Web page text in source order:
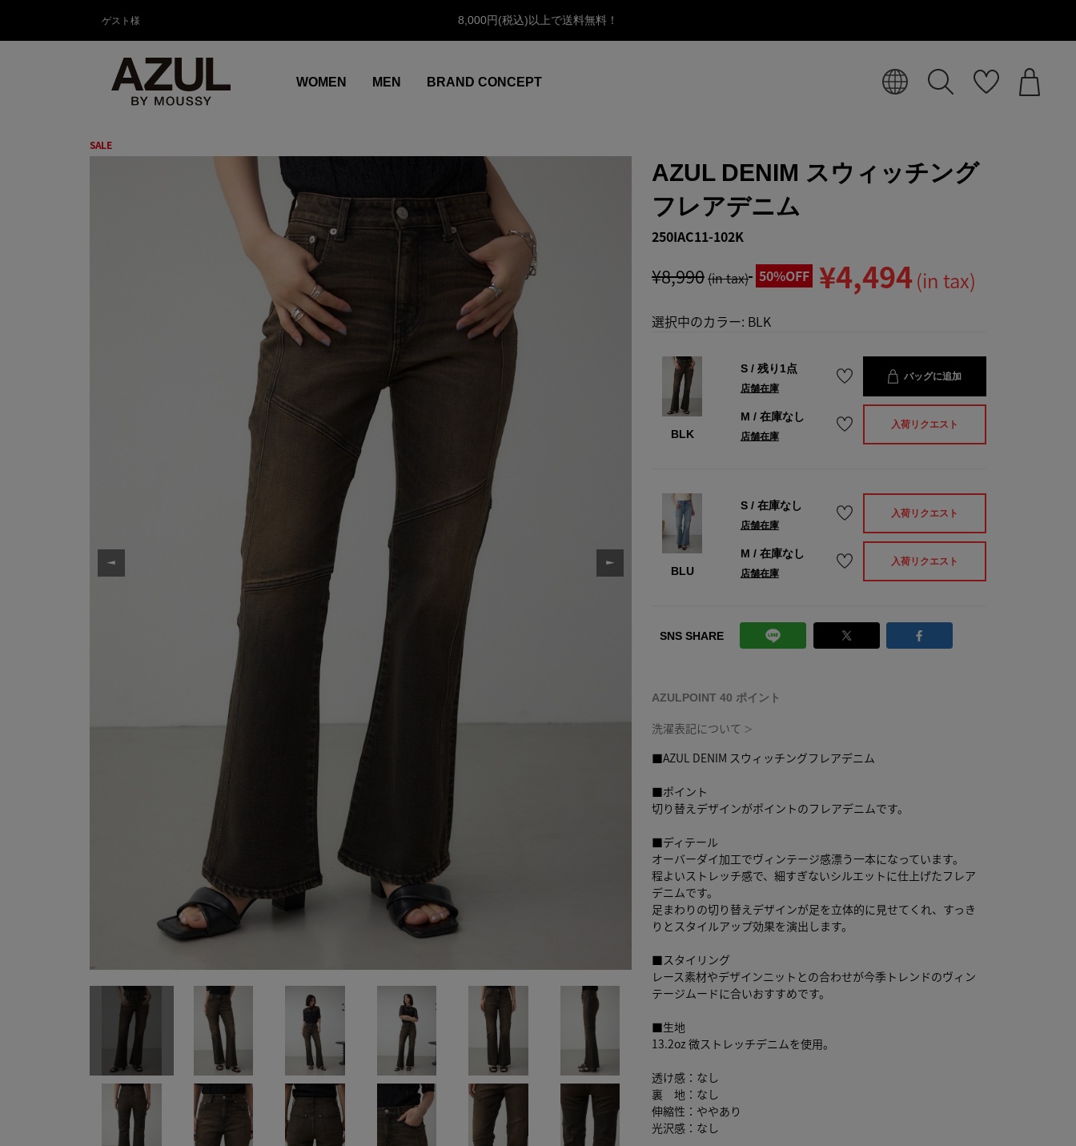
ゲスト様 8,000円(税込)以上で送料無料！
WOMEN MEN BRAND CONCEPT
SALE
AZUL DENIM スウィッチング
フレアデニム
250IAC11-102K
¥8,990(in tax) 50%OFF ¥4,494 (in tax)
選択中のカラー: BLK
BLK
S/ 残り1点
店舗在庫
バッグに追加
M / 在庫なし
店舗在庫
入荷リクエスト
BLU
S/ 在庫なし
店舗在庫
入荷リクエスト
M / 在庫なし
店舗在庫
入荷リクエスト
SNS SHARE
AZULPOINT 40 ポイント
洗濯表記について ＞
■AZUL DENIM スウィッチングフレアデニム
■ポイント
切り替えデザインがポイントのフレアデニムです。
■ディテール
オーバーダイ加工でヴィンテージ感漂う一本になっています。
程よいストレッチ感で、細すぎないシルエットに仕上げたフレア
デニムです。
足まわりの切り替えデザインが足を立体的に見せてくれ、すっき
りとスタイルアップ効果を演出します。
■スタイリング
レース素材やデザインニットとの合わせが今季トレンドのヴィン
テージムードに合いおすすめです。
■生地
13.2oz 微ストレッチデニムを使用。
透け感：なし
裏 地：なし
伸縮性：ややあり
光沢感：なし